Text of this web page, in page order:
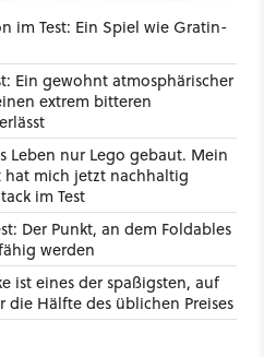
im Test: Ein Spiel wie Gratin-
Ein gewohnt atmosphärischer
extrem bitteren
Leben nur Lego gebaut. Mein
hat mich jetzt nachhaltig
im Test
Der Punkt, an dem Foldables
werden
ist eines der spaßigsten, auf
die Hälfte des üblichen Preises